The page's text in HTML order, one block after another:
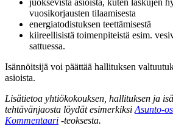
juoksevista asioista, kuten laskujen
vuosikorjausten tilaamisesta
energiatodistuksen teettämisestä
kiireellisistä toimenpiteistä esim.
sattuessa.
Isännöitsijä voi päättää hallituksen
asioista.
Lisätietoa yhtiökokouksen, hallituksen ja
tehtävänjaosta löydät esimerkiksi Asunto-
Kommentaari -teoksesta.